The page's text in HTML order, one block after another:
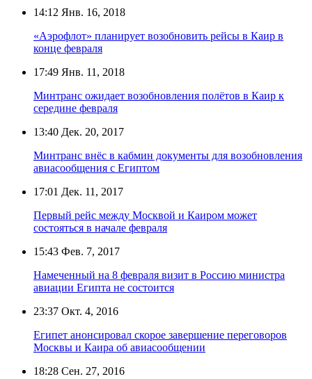
14:12 Янв. 16, 2018
«Аэрофлот» планирует возобновить рейсы в Каир в
конце февраля
17:49 Янв. 11, 2018
Минтранс ожидает возобновления полётов в Каир к
середине февраля
13:40 Дек. 20, 2017
Минтранс внёс в кабмин документы для возобновления
авиасообщения с Египтом
17:01 Дек. 11, 2017
Первый рейс между Москвой и Каиром может
состояться в начале февраля
15:43 Фев. 7, 2017
Намеченный на 8 февраля визит в Россию министра
авиации Египта не состоится
23:37 Окт. 4, 2016
Египет анонсировал скорое завершение переговоров
Москвы и Каира об авиасообщении
18:28 Сен. 27, 2016